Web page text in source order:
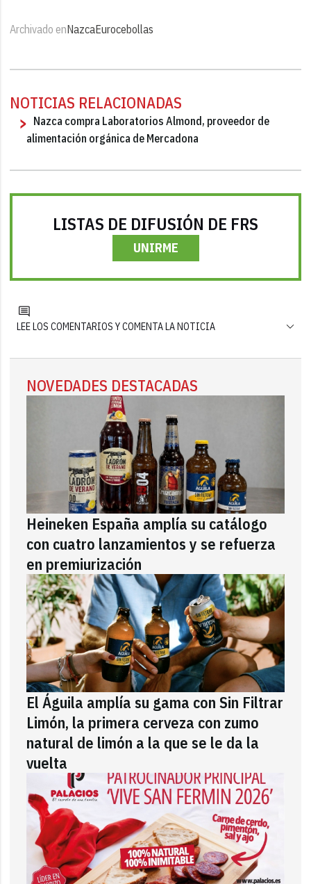
Archivado enNazcaEurocebollas
NOTICIAS RELACIONADAS
Nazca compra Laboratorios Almond, proveedor de
alimentación orgánica de Mercadona
LISTAS DE DIFUSIÓN DE FRS
UNIRME
LEE LOS COMENTARIOS Y COMENTA LA NOTICIA
NOVEDADES DESTACADAS
Heineken España amplía su catálogo
con cuatro lanzamientos y se refuerza
en premiurización
El Águila amplía su gama con Sin Filtrar
Limón, la primera cerveza con zumo
natural de limón a la que se le da la
vuelta